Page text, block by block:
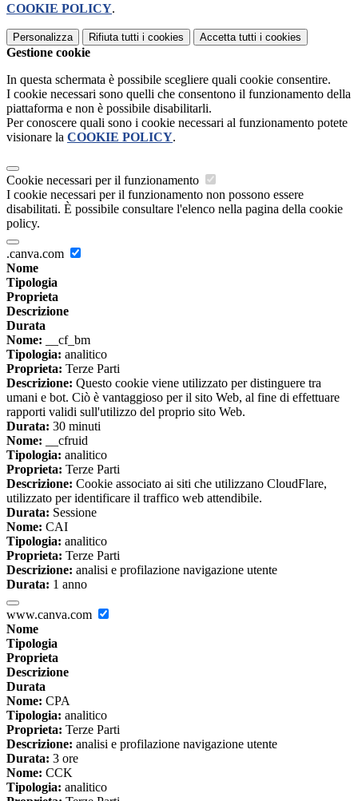
COOKIE POLICY.
Personalizza Rifiuta tutti i cookies Accetta tutti i cookies
Gestione cookie
In questa schermata è possibile scegliere quali cookie consentire.
I cookie necessari sono quelli che consentono il funzionamento della
piattaforma e non è possibile disabilitarli.
Per conoscere quali sono i cookie necessari al funzionamento potete
visionare la COOKIE POLICY.
Cookie necessari per il funzionamento
I cookie necessari per il funzionamento non possono essere
disabilitati. È possibile consultare l'elenco nella pagina della cookie
policy.
.canva.com
Nome
Tipologia
Proprieta
Descrizione
Durata
Nome: __cf_bm
Tipologia: analitico
Proprieta: Terze Parti
Descrizione: Questo cookie viene utilizzato per distinguere tra
umani e bot. Ciò è vantaggioso per il sito Web, al fine di effettuare
rapporti validi sull'utilizzo del proprio sito Web.
Durata: 30 minuti
Nome: __cfruid
Tipologia: analitico
Proprieta: Terze Parti
Descrizione: Cookie associato ai siti che utilizzano CloudFlare,
utilizzato per identificare il traffico web attendibile.
Durata: Sessione
Nome: CAI
Tipologia: analitico
Proprieta: Terze Parti
Descrizione: analisi e profilazione navigazione utente
Durata: 1 anno
www.canva.com
Nome
Tipologia
Proprieta
Descrizione
Durata
Nome: CPA
Tipologia: analitico
Proprieta: Terze Parti
Descrizione: analisi e profilazione navigazione utente
Durata: 3 ore
Nome: CCK
Tipologia: analitico